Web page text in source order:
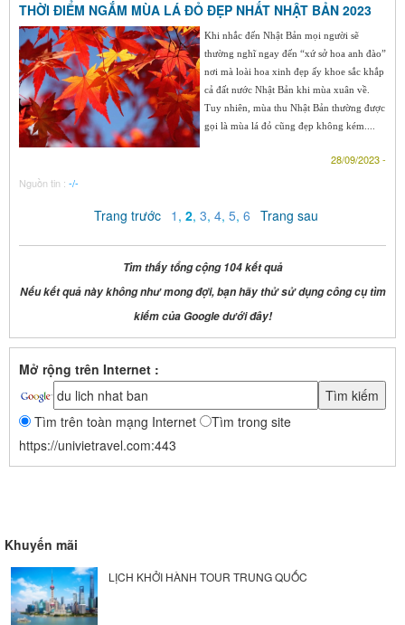
THỜI ĐIỂM NGẮM MÙA LÁ ĐỎ ĐẸP NHẤT NHẬT BẢN 2023
Khi nhắc đến Nhật Bản mọi người sẽ
thường nghĩ ngay đến “xứ sở hoa anh đào”
nơi mà loài hoa xinh đẹp ấy khoe sắc khắp
cả đất nước Nhật Bản khi mùa xuân về.
Tuy nhiên, mùa thu Nhật Bản thường được
gọi là mùa lá đỏ cũng đẹp không kém....
28/09/2023 -
Nguồn tin : -/-
Trang trước 1 , 2, 3, 4, 5, 6 Trang sau
Tìm thấy tổng cộng 104 kết quả
Nếu kết quả này không như mong đợi, bạn hãy thử sử dụng công cụ tìm
kiếm của Google dưới đây!
Mở rộng trên Internet :
Tìm trên toàn mạng Internet
Tìm trong site
https://univietravel.com:443
Khuyến mãi
LỊCH KHỞI HÀNH TOUR TRUNG QUỐC